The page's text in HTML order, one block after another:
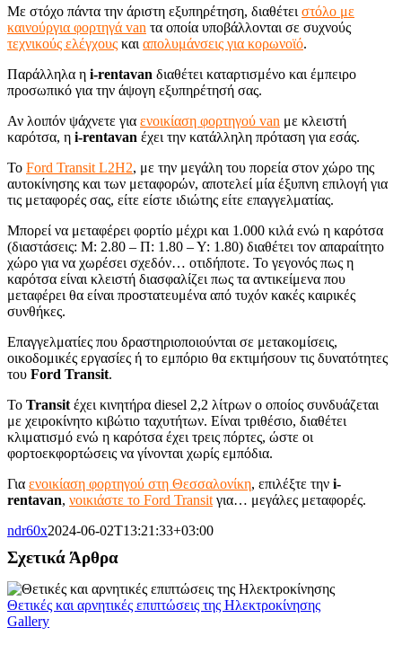
Με στόχο πάντα την άριστη εξυπηρέτηση, διαθέτει στόλο με
καινούργια φορτηγά van τα οποία υποβάλλονται σε συχνούς
τεχνικούς ελέγχους και απολυμάνσεις για κορωνοϊό.
Παράλληλα η i-rentavan διαθέτει καταρτισμένο και έμπειρο
προσωπικό για την άψογη εξυπηρέτησή σας.
Αν λοιπόν ψάχνετε για ενοικίαση φορτηγού van με κλειστή
καρότσα, η i-rentavan έχει την κατάλληλη πρόταση για εσάς.
Το Ford Transit L2H2, με την μεγάλη του πορεία στον χώρο της
αυτοκίνησης και των μεταφορών, αποτελεί μία έξυπνη επιλογή για
τις μεταφορές σας, είτε είστε ιδιώτης είτε επαγγελματίας.
Μπορεί να μεταφέρει φορτίο μέχρι και 1.000 κιλά ενώ η καρότσα
(διαστάσεις: Μ: 2.80 – Π: 1.80 – Υ: 1.80) διαθέτει τον απαραίτητο
χώρο για να χωρέσει σχεδόν… οτιδήποτε. Το γεγονός πως η
καρότσα είναι κλειστή διασφαλίζει πως τα αντικείμενα που
μεταφέρει θα είναι προστατευμένα από τυχόν κακές καιρικές
συνθήκες.
Επαγγελματίες που δραστηριοποιούνται σε μετακομίσεις,
οικοδομικές εργασίες ή το εμπόριο θα εκτιμήσουν τις δυνατότητες
του Ford Transit.
Το Transit έχει κινητήρα diesel 2,2 λίτρων ο οποίος συνδυάζεται
με χειροκίνητο κιβώτιο ταχυτήτων. Είναι τριθέσιο, διαθέτει
κλιματισμό ενώ η καρότσα έχει τρεις πόρτες, ώστε οι
φορτοεκφορτώσεις να γίνονται χωρίς εμπόδια.
Για ενοικίαση φορτηγού στη Θεσσαλονίκη, επιλέξτε την i-
rentavan, νοικιάστε το Ford Transit για… μεγάλες μεταφορές.
ndr60x2024-06-02T13:21:33+03:00
Σχετικά Άρθρα
Θετικές και αρνητικές επιπτώσεις της Ηλεκτροκίνησης
Gallery